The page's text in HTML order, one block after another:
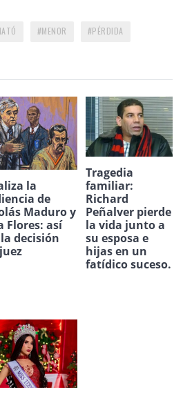
MENOR PÉRDIDA
la
de
Maduro y
Flores: así
decisión
Tragedia
familiar:
Richard
Peñalver pierde
la vida junto a
su esposa e
hijas en un
fatídico suceso.